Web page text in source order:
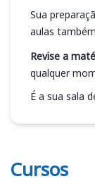
Sua
aulas
Revise a
qualquer
É a sua sala
Cursos